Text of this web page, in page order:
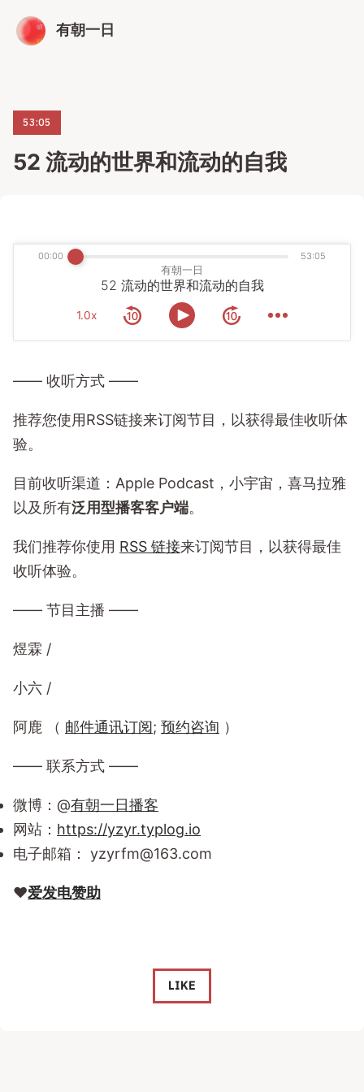
有朝一日
53:05
52 流动的世界和流动的自我
有朝一日
52 流动的世界和流动的自我
1.0x
00:00 53:05
—— 收听方式 ——
推荐您使用RSS链接来订阅节目，以获得最佳收听体
验。
目前收听渠道：Apple Podcast，小宇宙，喜马拉雅
以及所有泛用型播客客户端。
我们推荐你使用 RSS 链接来订阅节目，以获得最佳
收听体验。
—— 节目主播 ——
煜霖 /
小六 /
阿鹿 （ 邮件通讯订阅; 预约咨询 ）
—— 联系方式 ——
微博：@有朝一日播客
网站： https://yzyr.typlog.io
电子邮箱： yzyrfm@163.com
❤️爱发电赞助
LIKE